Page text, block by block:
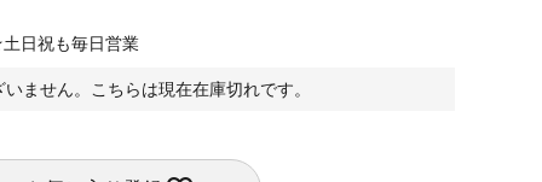
日祝も毎日営業
ません。こちらは現在在庫切れです。